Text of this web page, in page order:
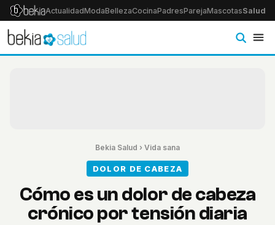
ActualidadModaBellezaCocinaPadresParejaMascotasSalud
Bekia Salud › Vida sana
DOLOR DE CABEZA
Cómo es un dolor de cabeza
crónico por tensión diaria